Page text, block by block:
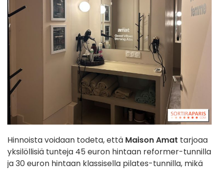
Hinnoista voidaan todeta, että Maison Amat tarjoaa
yksilöllisiä tunteja 45 euron hintaan reformer-tunnilla
ja 30 euron hintaan klassisella pilates-tunnilla, mikä